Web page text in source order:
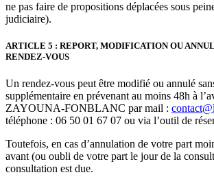
ne pas faire de propositions déplacées sous
judiciaire).
ARTICLE 5 : REPORT, MODIFICATION OU
RENDEZ-VOUS
Un rendez-vous peut être modifié ou annulé
supplémentaire en prévenant au moins 48h à
ZAYOUNA-FONBLANC par mail :
téléphone : 06 50 01 67 07 ou via l’outil de
Toutefois, en cas d’annulation de votre part
avant (ou oubli de votre part le jour de la
consultation est due.